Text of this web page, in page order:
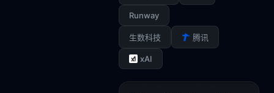
Runway
生数科技 腾讯
xAI